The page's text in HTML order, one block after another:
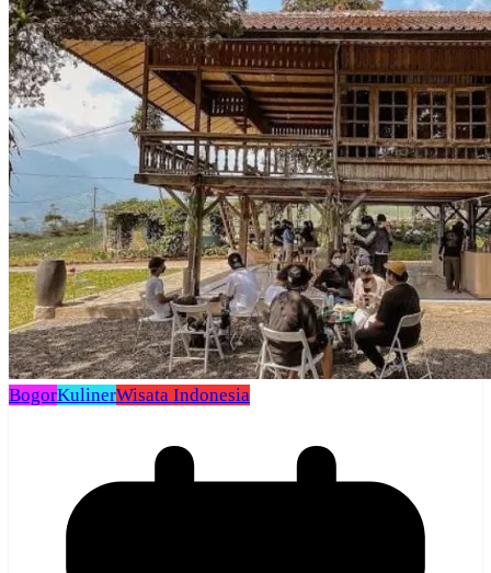
BogorKulinerWisata Indonesia